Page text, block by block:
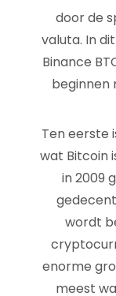
door de
valuta. In
Binance
beginnen
Ten eerste
wat Bitcoin
in 2009
wordt
enorme
meest